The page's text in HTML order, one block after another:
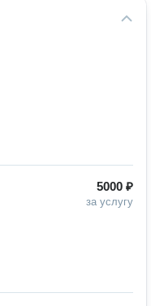
5000 ₽
за услугу